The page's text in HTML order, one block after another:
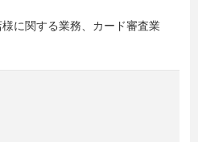
に関する業務、カード審査業